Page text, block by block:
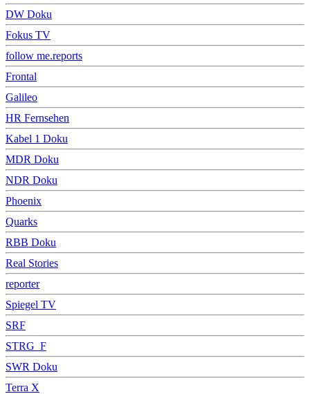
DW Doku
Fokus TV
follow me.reports
Frontal
Galileo
HR Fernsehen
Kabel 1 Doku
MDR Doku
NDR Doku
Phoenix
Quarks
RBB Doku
Real Stories
reporter
Spiegel TV
SRF
STRG_F
SWR Doku
Terra X